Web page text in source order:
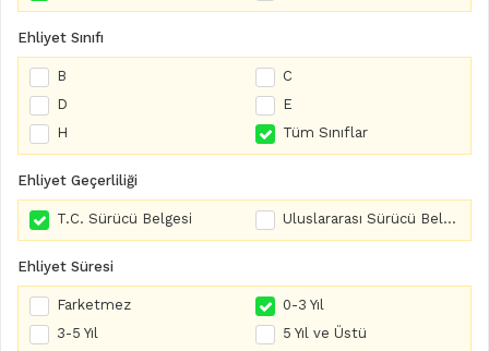
Ehliyet Sınıfı
B
C
D
E
H
Tüm Sınıflar
Ehliyet Geçerliliği
T.C. Sürücü Belgesi Uluslararası Sürücü Belgesi
Ehliyet Süresi
Farketmez
0-3 Yıl
3-5 Yıl
5 Yıl ve Üstü